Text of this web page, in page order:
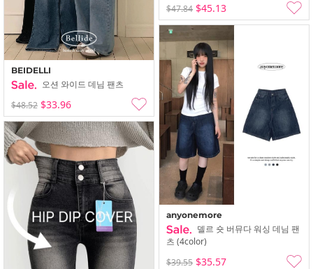
$47.84 $45.13
BEIDELLI
오션 와이드 데님 팬츠
$48.52 $33.96
anyonemore
델르 숏 버뮤다 워싱 데님 팬
츠 (4color)
$39.55 $35.57